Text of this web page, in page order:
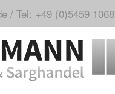
/ Tel: +49 (0)5459 1068